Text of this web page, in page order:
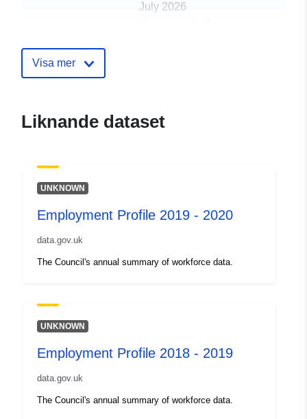
July 2026
uriRef:
Visa mer
Liknande dataset
UNKNOWN
Employment Profile 2019 - 2020
data.gov.uk
The Council's annual summary of workforce data.
UNKNOWN
Employment Profile 2018 - 2019
data.gov.uk
The Council's annual summary of workforce data.